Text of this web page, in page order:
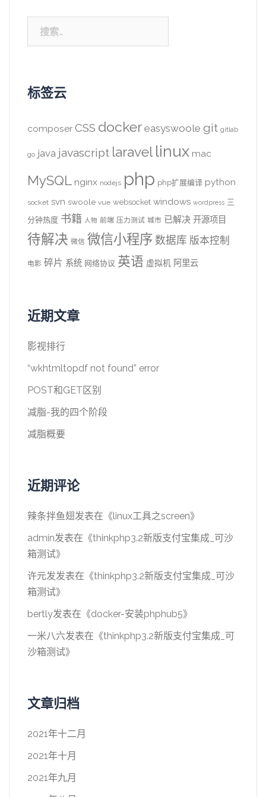
索：
标签云
composer CSS docker easyswoole git gitlab
go java javascript laravel linux mac
MySQL nginx nodejs php php扩展编译 python
socket svn swoole vue websocket windows wordpress 三
分钟热度 书籍 人物 前端 压力测试 城市 已解决 开源项目
待解决 微信 微信小程序 数据库 版本控制
电影 碎片 系统 网络协议 英语 虚拟机 阿里云
近期文章
影视排行
“wkhtmltopdf not found” error
POST和GET区别
减脂-我的四个阶段
减脂概要
近期评论
辣条拌鱼翅发表在《linux工具之screen》
admin发表在《thinkphp3.2新版支付宝集成_可沙
箱测试》
许元发发表在《thinkphp3.2新版支付宝集成_可沙
箱测试》
bertly发表在《docker-安装phphub5》
一米八六发表在《thinkphp3.2新版支付宝集成_可
沙箱测试》
文章归档
2021年十二月
2021年十月
2021年九月